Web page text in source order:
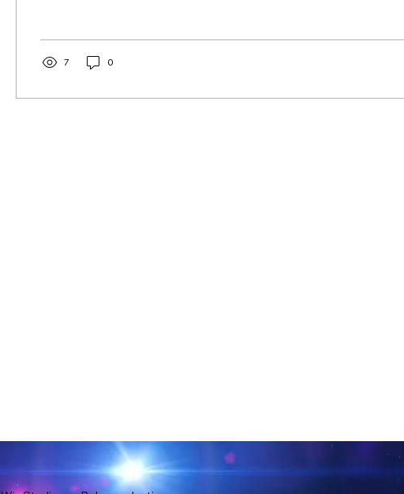
inspirantes : Noémie Otis , Jenny Casseus et Isabelle Contant
.Accompagnées de cinq musiciens...
7 0